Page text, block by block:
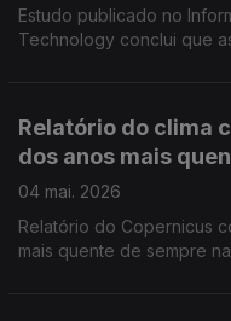
Estudo publicado no
Technology conclui que
Relatório do clima
dos anos mais
04 mai. 2026
Relatório do Copernicus
mais quente de sempre